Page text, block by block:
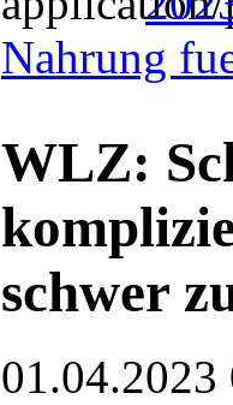
Nahrung
WLZ:
schwer
01.04.2023